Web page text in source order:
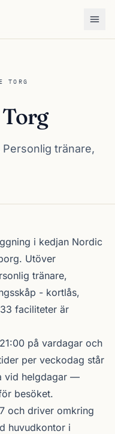
TORG
tränare,
i kedjan Nordic
. Utöver
tränare,
- kortlås,
faciliteter är
på vardagar och
per veckodag står
vid helgdagar —
besöket.
och driver omkring
huvudkontor i